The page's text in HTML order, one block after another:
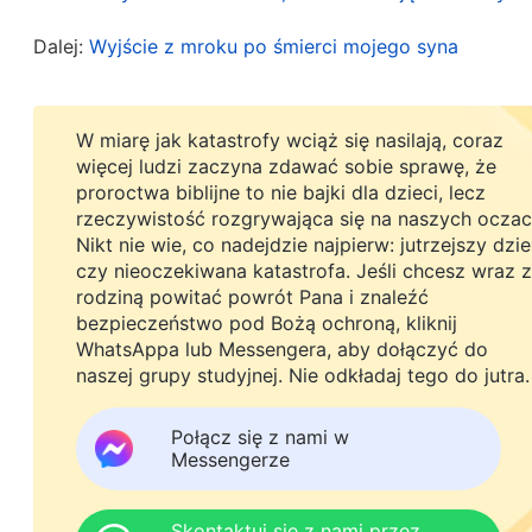
poszukiwania prawdy, zabraknie ci woli i siły,
prawdziwej ceny, często przedstawiasz
zostać uleczona, czy naprawdę byłbyś w
Niekoniecznie. Faktem jest, że bez względu
z choroby i uchronienie przed śmiercią, czy
widzenia Boga, dopóki możesz wykonywać
Bóg uznaje, że masz zostać użyty, oznacza to,
umrzeć, nawet gdybyś chciał. Jeśli jednak
różnorakie złe czyny, a także rozdrażnisz
zostanie skrócone. Długość życia każdego
stworzeniem świata. Jeśli ludzie potrafią się
to niezależnie od tego, czy cierpią na choroby,
będą żyć tyle lat, ile zawczasu ustalił Bóg.
Dalej: Wyjście z mroku po śmierci mojego syna
W miarę jak katastrofy wciąż się nasilają, coraz
więcej ludzi zaczyna zdawać sobie sprawę, że
proroctwa biblijne to nie bajki dla dzieci, lecz
rzeczywistość rozgrywająca się na naszych
Nikt nie wie, co nadejdzie najpierw: jutrzejszy
czy nieoczekiwana katastrofa. Jeśli chcesz wraz z
rodziną powitać powrót Pana i znaleźć
bezpieczeństwo pod Bożą ochroną, kliknij
WhatsAppa lub Messengera, aby dołączyć do
naszej grupy studyjnej. Nie odkładaj tego do jutra.
Połącz się z nami w
Messengerze